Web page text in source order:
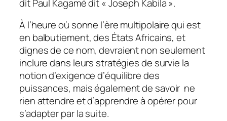
dit Paul Kagamé dit « Joseph Kabila ».
À l’heure où sonne l’ère multipolaire qui est
en balbutiement, des États Africains, et
dignes de ce nom, devraient non seulement
inclure dans leurs stratégies de survie la
notion d’exigence d’équilibre des
puissances, mais également de savoir ne
rien attendre et d’apprendre à opérer pour
s’adapter par la suite.